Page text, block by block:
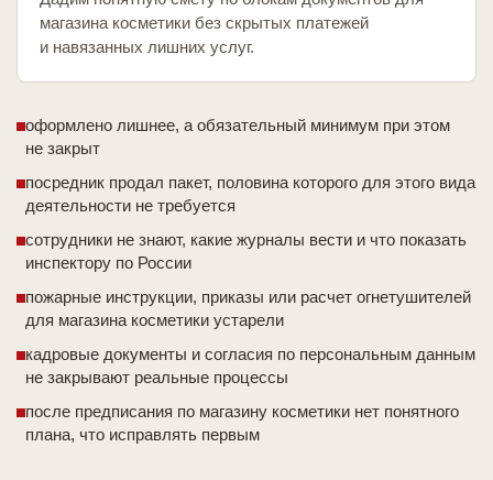
магазина косметики без скрытых платежей
и навязанных лишних услуг.
оформлено лишнее, а обязательный минимум при этом
не закрыт
посредник продал пакет, половина которого для этого вида
деятельности не требуется
сотрудники не знают, какие журналы вести и что показать
инспектору по России
пожарные инструкции, приказы или расчет огнетушителей
для магазина косметики устарели
кадровые документы и согласия по персональным данным
не закрывают реальные процессы
после предписания по магазину косметики нет понятного
плана, что исправлять первым